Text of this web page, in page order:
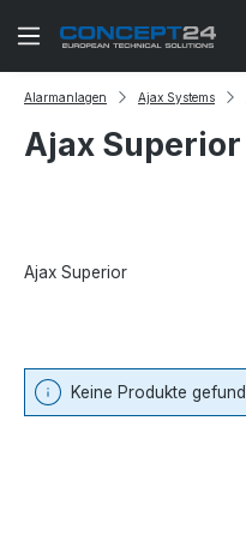
Zum Hauptinhalt springen
Alarmanlagen Ajax Systems
Ajax Superior
Ajax Superior
Keine Produkte